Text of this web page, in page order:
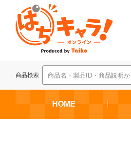
商品検索
HOME